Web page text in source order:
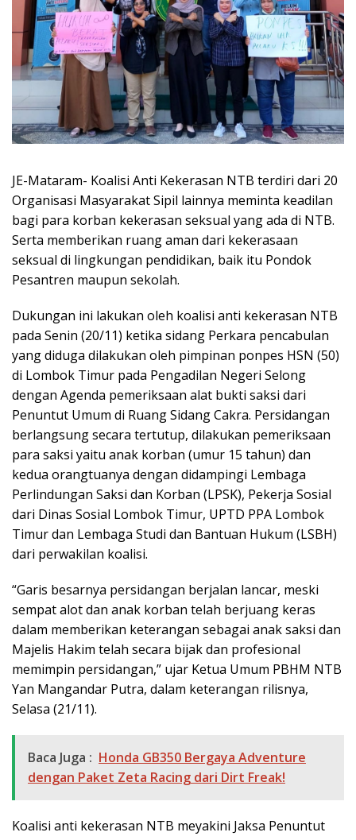
JE-Mataram- Koalisi Anti Kekerasan NTB terdiri dari 20
Organisasi Masyarakat Sipil lainnya meminta keadilan
bagi para korban kekerasan seksual yang ada di NTB.
Serta memberikan ruang aman dari kekerasaan
seksual di lingkungan pendidikan, baik itu Pondok
Pesantren maupun sekolah.
Dukungan ini lakukan oleh koalisi anti kekerasan NTB
pada Senin (20/11) ketika sidang Perkara pencabulan
yang diduga dilakukan oleh pimpinan ponpes HSN (50)
di Lombok Timur pada Pengadilan Negeri Selong
dengan Agenda pemeriksaan alat bukti saksi dari
Penuntut Umum di Ruang Sidang Cakra. Persidangan
berlangsung secara tertutup, dilakukan pemeriksaan
para saksi yaitu anak korban (umur 15 tahun) dan
kedua orangtuanya dengan didampingi Lembaga
Perlindungan Saksi dan Korban (LPSK), Pekerja Sosial
dari Dinas Sosial Lombok Timur, UPTD PPA Lombok
Timur dan Lembaga Studi dan Bantuan Hukum (LSBH)
dari perwakilan koalisi.
“Garis besarnya persidangan berjalan lancar, meski
sempat alot dan anak korban telah berjuang keras
dalam memberikan keterangan sebagai anak saksi dan
Majelis Hakim telah secara bijak dan profesional
memimpin persidangan,” ujar Ketua Umum PBHM NTB
Yan Mangandar Putra, dalam keterangan rilisnya,
Selasa (21/11).
Baca Juga : Honda GB350 Bergaya Adventure
dengan Paket Zeta Racing dari Dirt Freak!
Koalisi anti kekerasan NTB meyakini Jaksa Penuntut